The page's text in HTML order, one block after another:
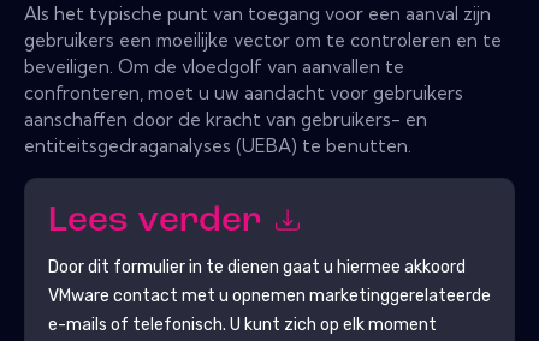
Als het typische punt van toegang voor een aanval zijn
gebruikers een moeilijke vector om te controleren en te
beveiligen. Om de vloedgolf van aanvallen te
confronteren, moet u uw aandacht voor gebruikers
aanschaffen door de kracht van gebruikers- en
entiteitsgedraganalyses (UEBA) te benutten.
Lees verder
Door dit formulier in te dienen gaat u hiermee akkoord
VMware contact met u opnemen marketinggerelateerde
e-mails of telefonisch. U kunt zich op elk moment